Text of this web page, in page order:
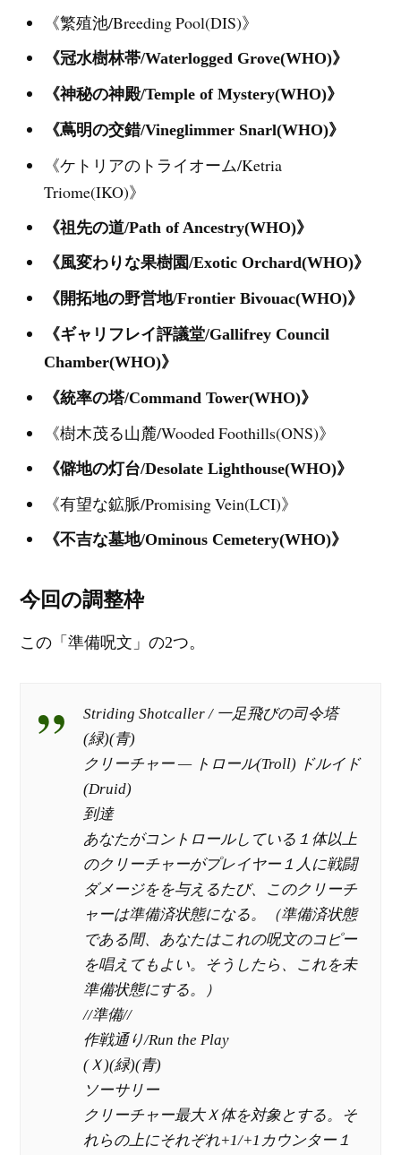
《繁殖池/Breeding Pool(DIS)》
《冠水樹林帯/Waterlogged Grove(WHO)》
《神秘の神殿/Temple of Mystery(WHO)》
《蔦明の交錯/Vineglimmer Snarl(WHO)》
《ケトリアのトライオーム/Ketria
Triome(IKO)》
《祖先の道/Path of Ancestry(WHO)》
《風変わりな果樹園/Exotic Orchard(WHO)》
《開拓地の野営地/Frontier Bivouac(WHO)》
《ギャリフレイ評議堂/Gallifrey Council
Chamber(WHO)》
《統率の塔/Command Tower(WHO)》
《樹木茂る山麓/Wooded Foothills(ONS)》
《僻地の灯台/Desolate Lighthouse(WHO)》
《有望な鉱脈/Promising Vein(LCI)》
《不吉な墓地/Ominous Cemetery(WHO)》
今回の調整枠
この「準備呪文」の2つ。
Striding Shotcaller / 一足飛びの司令塔
(緑)(青)
クリーチャー — トロール(Troll) ドルイド
(Druid)
到達
あなたがコントロールしている１体以上
のクリーチャーがプレイヤー１人に戦闘
ダメージをを与えるたび、このクリーチ
ャーは準備済状態になる。（準備済状態
である間、あなたはこれの呪文のコピー
を唱えてもよい。そうしたら、これを未
準備状態にする。）
//準備//
作戦通り/Run the Play
(Ｘ)(緑)(青)
ソーサリー
クリーチャー最大Ｘ体を対象とする。そ
れらの上にそれぞれ+1/+1カウンター１